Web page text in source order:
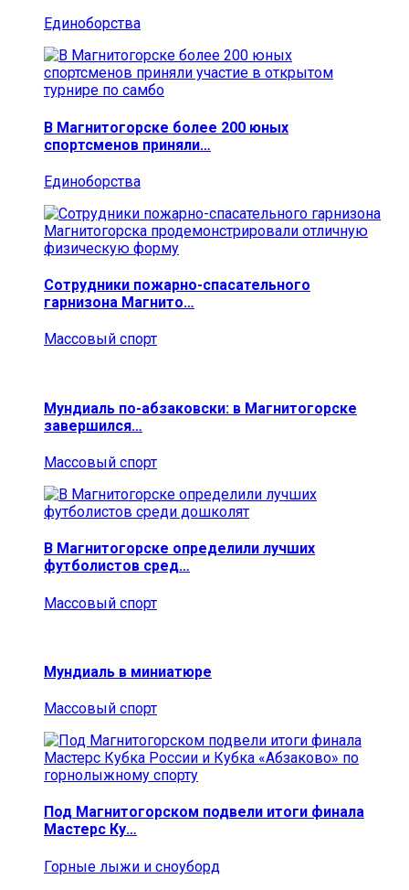
Единоборства
В Магнитогорске более 200 юных
спортсменов приняли…
Единоборства
Сотрудники пожарно-спасательного
гарнизона Магнито…
Массовый спорт
Мундиаль по-абзаковски: в Магнитогорске
завершился…
Массовый спорт
В Магнитогорске определили лучших
футболистов сред…
Массовый спорт
Мундиаль в миниатюре
Массовый спорт
Под Магнитогорском подвели итоги финала
Мастерс Ку…
Горные лыжи и сноуборд